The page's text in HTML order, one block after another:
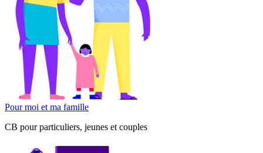
Pour moi et ma famille
CB pour particuliers, jeunes et couples